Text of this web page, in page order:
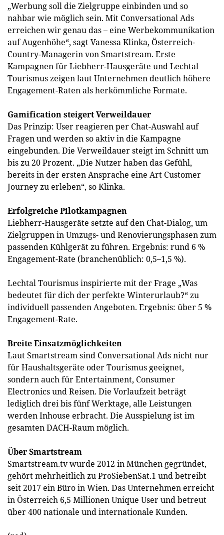
„Werbung soll die Zielgruppe einbinden und so
nahbar wie möglich sein. Mit Conversational Ads
erreichen wir genau das – eine Werbekommunikation
auf Augenhöhe“, sagt Vanessa Klinka, Österreich-
Country-Managerin von Smartstream. Erste
Kampagnen für Liebherr-Hausgeräte und Lechtal
Tourismus zeigen laut Unternehmen deutlich höhere
Engagement-Raten als herkömmliche Formate.
Gamification steigert Verweildauer
Das Prinzip: User reagieren per Chat-Auswahl auf
Fragen und werden so aktiv in die Kampagne
eingebunden. Die Verweildauer steigt im Schnitt um
bis zu 20 Prozent. „Die Nutzer haben das Gefühl,
bereits in der ersten Ansprache eine Art Customer
Journey zu erleben“, so Klinka.
Erfolgreiche Pilotkampagnen
Liebherr-Hausgeräte setzte auf den Chat-Dialog, um
Zielgruppen in Umzugs- und Renovierungsphasen zum
passenden Kühlgerät zu führen. Ergebnis: rund 6 %
Engagement-Rate (branchenüblich: 0,5–1,5 %).
Lechtal Tourismus inspirierte mit der Frage „Was
bedeutet für dich der perfekte Winterurlaub?“ zu
individuell passenden Angeboten. Ergebnis: über 5 %
Engagement-Rate.
Breite Einsatzmöglichkeiten
Laut Smartstream sind Conversational Ads nicht nur
für Haushaltsgeräte oder Tourismus geeignet,
sondern auch für Entertainment, Consumer
Electronics und Reisen. Die Vorlaufzeit beträgt
lediglich drei bis fünf Werktage, alle Leistungen
werden Inhouse erbracht. Die Ausspielung ist im
gesamten DACH-Raum möglich.
Über Smartstream
Smartstream.tv wurde 2012 in München gegründet,
gehört mehrheitlich zu ProSiebenSat.1 und betreibt
seit 2017 ein Büro in Wien. Das Unternehmen erreicht
in Österreich 6,5 Millionen Unique User und betreut
über 400 nationale und internationale Kunden.